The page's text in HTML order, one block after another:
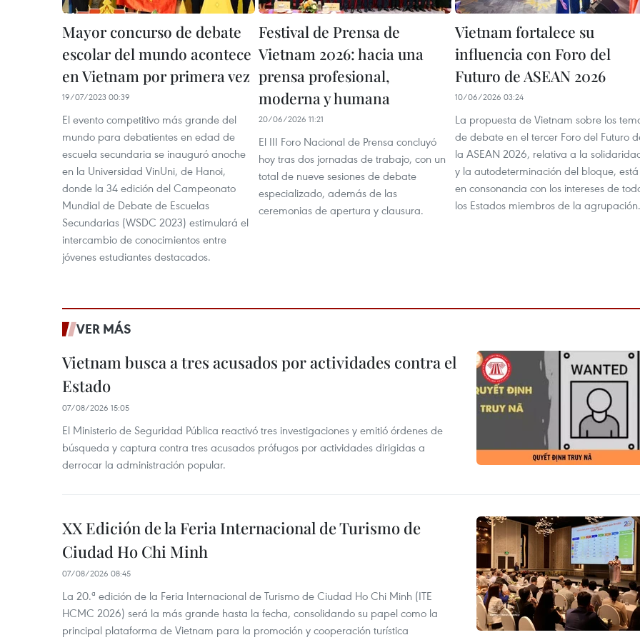
Mayor concurso de debate
escolar del mundo acontece
en Vietnam por primera vez
19/07/2023 00:39
El evento competitivo más grande del
mundo para debatientes en edad de
escuela secundaria se inauguró anoche
en la Universidad VinUni, de Hanoi,
donde la 34 edición del Campeonato
Mundial de Debate de Escuelas
Secundarias (WSDC 2023) estimulará el
intercambio de conocimientos entre
jóvenes estudiantes destacados.
Festival de Prensa de
Vietnam 2026: hacia una
prensa profesional,
moderna y humana
20/06/2026 11:21
El III Foro Nacional de Prensa concluyó
hoy tras dos jornadas de trabajo, con un
total de nueve sesiones de debate
especializado, además de las
ceremonias de apertura y clausura.
Vietnam fortalece su
influencia con Foro del
Futuro de ASEAN 2026
10/06/2026 03:24
La propuesta de Vietnam sobre los
de debate en el tercer Foro del Futuro
la ASEAN 2026, relativa a la
y la autodeterminación del bloque, está
en consonancia con los intereses de
los Estados miembros de la agrupación.
VER MÁS
Vietnam busca a tres acusados por actividades contra el
Estado
07/08/2026 15:05
El Ministerio de Seguridad Pública reactivó tres investigaciones y emitió órdenes de
búsqueda y captura contra tres acusados prófugos por actividades dirigidas a
derrocar la administración popular.
XX Edición de la Feria Internacional de Turismo de
Ciudad Ho Chi Minh
07/08/2026 08:45
La 20.ª edición de la Feria Internacional de Turismo de Ciudad Ho Chi Minh (ITE
HCMC 2026) será la más grande hasta la fecha, consolidando su papel como la
principal plataforma de Vietnam para la promoción y cooperación turística